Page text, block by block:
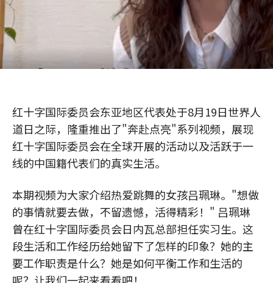
红十字国际委员会东亚地区代表处于8月19日世界人
道日之际，隆重推出了"奔赴点亮"系列视频，展现
红十字国际委员会在全球开展的活动以及活跃于一
线的中国籍代表们的真实生活。
本期视频为大家介绍热爱跳舞的女孩吕珮琳。"想做
的事情就要去做，不留遗憾，活得精彩！" 吕珮琳
曾在红十字国际委员会日内瓦总部担任实习生。这
段生活和工作经历给她留下了怎样的印象？她的主
要工作职责是什么？她是如何平衡工作和生活的